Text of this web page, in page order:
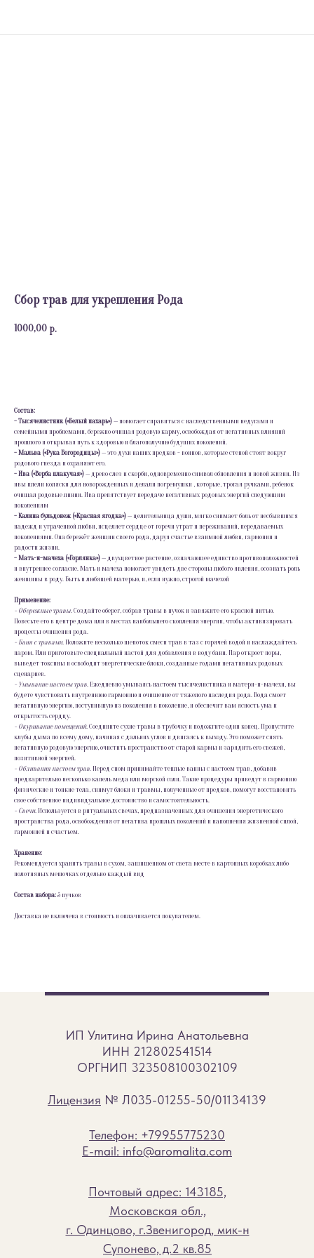
Сбор трав для укрепления Рода
1000,00 р.
Состав:
- Тысячелистник («Белый пахарь»)— помогает справиться с наследственными недугами и
семейными проблемами, бережно очищая родовую карму, освобождая от негативных влияний
прошлого и открывая путь к здоровью и благополучию будущих поколений.
- Мальва («Рука Богородицы»)— это духи наших предков - воинов, которые стеной стоят вокруг
родового гнезда и охраняют его.
- Ива («Верба плакучая»)— древо слез и скорби, одновременно символ обновления и новой жизни. Из
ивы плели коляски для новорожденных и делали погремушки , которые, трогая ручками, ребенок
очищал родовые линии. Ива препятствует передаче негативных родовых энергий следующим
поколениям
- Калина бульдонеж («Красная ягодка»)— целительница души, мягко снимает боль от несбывшихся
надежд и утраченной любви, исцеляет сердце от горечи утрат и переживаний, передаваемых
поколениями. Она бережёт женщин своего рода, даруя счастье взаимной любви, гармонии и
радости жизни.
- Мать-и-мачеха («Горлянка»)— двухцветное растение, означающее единство противоположностей
и внутреннее согласие. Мать и мачеха помогает увидеть две стороны любого явления, осознать роль
женщины в роду. Быть и любящей матерью, и, если нужно, строгой мачехой
Применение:
- Обережные травы.Создайте оберег, собрав травы в пучок и завяжите его красной нитью.
Повесьте его в центре дома или в местах наибольшего скопления энергии, чтобы активизировать
процессы очищения рода.
- Баня с травами. Положите несколько щепоток смеси трав в таз с горячей водой и наслаждайтесь
паром. Или приготовьте специальный настой для добавления в воду бани. Пар откроет поры,
выведет токсины и освободит энергетические блоки, созданные годами негативных родовых
сценариев.
- Умывание настоем трав. Ежедневно умываясь настоем тысячелистника и матери-и-мачехи, вы
будете чувствовать внутреннюю гармонию и очищение от тяжелого наследия рода. Вода смоет
негативную энергию, поступившую из поколения в поколение, и обеспечит вам ясность ума и
открытость сердцу.
- Окуривание помещений.Соедините сухие травы в трубочку и подожгите один конец. Пропустите
клубы дыма по всему дому, начиная с дальних углов и двигаясь к выходу. Это поможет снять
негативную родовую энергию, очистить пространство от старой кармы и зарядить его свежей,
позитивной энергией.
- Обливания настоем трав. Перед сном принимайте теплые ванны с настоем трав, добавив
предварительно несколько капель меда или морской соли. Такие процедуры приведут в гармонию
физические и тонкие тела, снимут блоки и травмы, полученные от предков, помогут восстановить
свое собственное индивидуальное достоинство и самостоятельность.
- Свечи. Используется в ритуальных свечах, предназначенных для очищения энергетического
пространства рода, освобождения от негатива прошлых поколений и наполнения жизненной силой,
гармонией и счастьем.
Хранение:
Рекомендуется хранить травы в сухом, защищенном от света месте в картонных коробках либо
полотняных мешочках отдельно каждый вид
Состав набора:5 пучков
Доставка не включена в стоимость и оплачивается покупателем.
ИП Улитина Ирина Анатольевна
ИНН 212802541514
ОРГНИП 323508100302109
Лицензия № Л035-01255-50/01134139
Телефон: +79955775230
E-mail: info@aromalita.com
Почтовый адрес: 143185,
Московская обл.,
г. Одинцово, г.Звенигород, мик-н
Супонево, д.2 кв.85